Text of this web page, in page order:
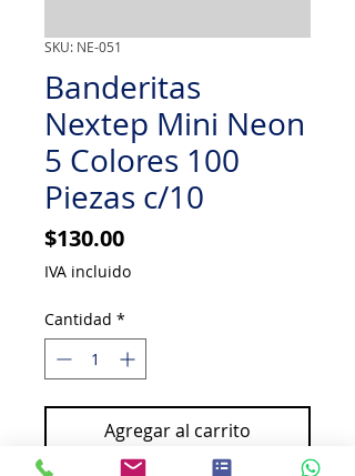
SKU: NE-051
Banderitas
Nextep Mini Neon
5 Colores 100
Piezas c/10
$130.00Precio
IVA incluido
Cantidad *
Agregar al carrito